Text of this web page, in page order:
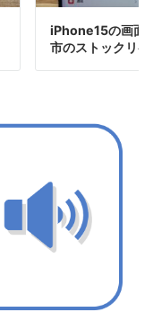
iPhone15の画面
市のストックリペ